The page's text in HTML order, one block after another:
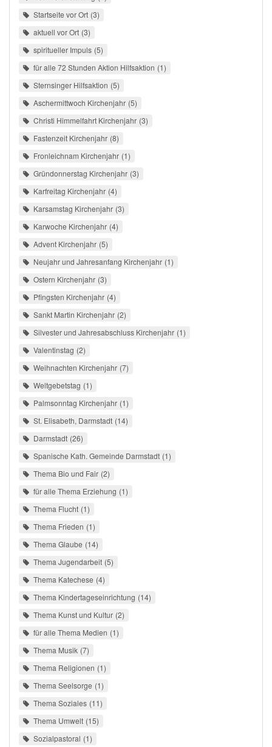
Startseite vor Ort 3
aktuell vor Ort 3
spiritueller Impuls 5
für alle 72 Stunden Aktion Hilfsaktion 1
Sternsinger Hilfsaktion 5
Aschermittwoch Kirchenjahr 5
Christi Himmelfahrt Kirchenjahr 3
Fastenzeit Kirchenjahr 8
Fronleichnam Kirchenjahr 1
Gründonnerstag Kirchenjahr 3
Karfreitag Kirchenjahr 4
Karsamstag Kirchenjahr 3
Karwoche Kirchenjahr 4
Advent Kirchenjahr 5
Neujahr und Jahresanfang Kirchenjahr 1
Ostern Kirchenjahr 3
Pfingsten Kirchenjahr 4
Sankt Martin Kirchenjahr 2
Silvester und Jahresabschluss Kirchenjahr 1
Valentinstag 2
Weihnachten Kirchenjahr 7
Weltgebetstag 1
Palmsonntag Kirchenjahr 1
St. Elisabeth, Darmstadt 14
Darmstadt 26
Spanische Kath. Gemeinde Darmstadt 1
Thema Bio und Fair 2
für alle Thema Erziehung 1
Thema Flucht 1
Thema Frieden 1
Thema Glaube 14
Thema Jugendarbeit 5
Thema Katechese 4
Thema Kindertageseinrichtung 14
Thema Kunst und Kultur 2
für alle Thema Medien 1
Thema Musik 7
Thema Religionen 1
Thema Seelsorge 1
Thema Soziales 11
Thema Umwelt 15
Sozialpastoral 1